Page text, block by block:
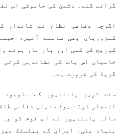
گرائے گئے۔ دشمن کی خاموشی اس
اگرچہ دفاعی نظام نے شاندار
کمزوریاں بھی سامنے آئیں،
کوریج کی کمی اور بار بار ہونے
خامیاں اس بات کی نشاندہی
گریڈ کی ضرورت ہے۔
سخت ترین پابندیوں کے باوجود
سالہ پابندیوں نے اس قوم کو
بنیاد بنی۔ ایران کے بیلسٹک